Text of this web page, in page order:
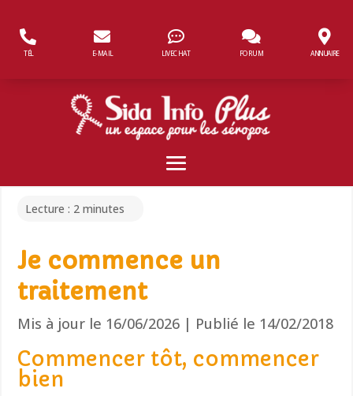
TÉL E-MAIL LIVECHAT FORUM ANNUAIRE
Lecture : 2 minutes
Je commence un
traitement
Mis à jour le 16/06/2026 | Publié le 14/02/2018
Commencer tôt, commencer
bien